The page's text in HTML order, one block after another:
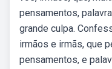
pensamentos,
grande culpa.
irmãos e irmãs, que
pensamentos, e